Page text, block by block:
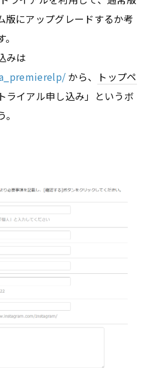
版にアップグレードするか考
みは
から、
トップペ
ライアル申し込み」というボ